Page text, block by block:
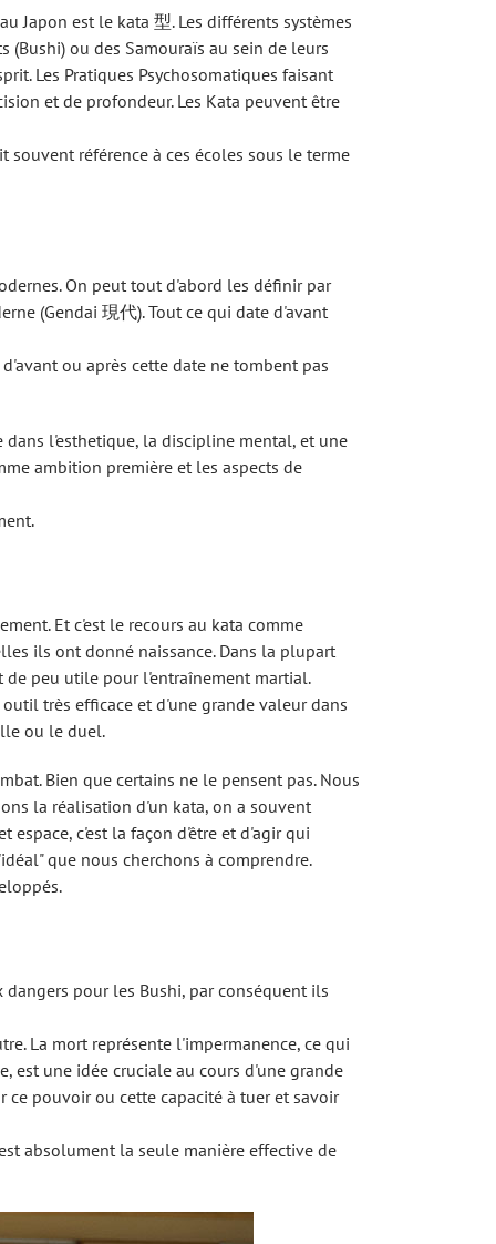
Japon est le kata 型. Les différents systèmes
ou des Samouraïs au sein de leurs
Les Pratiques Psychosomatiques faisant
et de profondeur. Les Kata peuvent être
référence à ces écoles sous le terme
On peut tout d'abord les définir par
(Gendai 現代). Tout ce qui date d'avant
ou après cette date ne tombent pas
l'esthetique, la discipline mental, et une
ambition première et les aspects de
Et c'est le recours au kata comme
ils ont donné naissance. Dans la plupart
de peu utile pour l'entraînement martial.
très efficace et d'une grande valeur dans
ou le duel.
Bien que certains ne le pensent pas. Nous
la réalisation d'un kata, on a souvent
espace, c'est la façon d'être et d'agir qui
que nous cherchons à comprendre.
pour les Bushi, par conséquent ils
La mort représente l'impermanence, ce qui
est une idée cruciale au cours d'une grande
pouvoir ou cette capacité à tuer et savoir
absolument la seule manière effective de